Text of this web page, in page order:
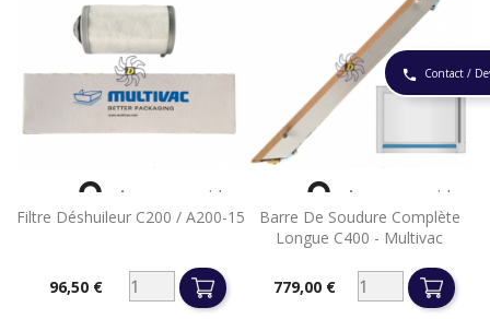
phone Contact /
Filtre Déshuileur C200 / A200-15
Prix96,50 €
 Aperçu rapide
Barre De Soudure Complète
Longue C400 - Multivac
Prix779,00 €
 Aperçu rapide